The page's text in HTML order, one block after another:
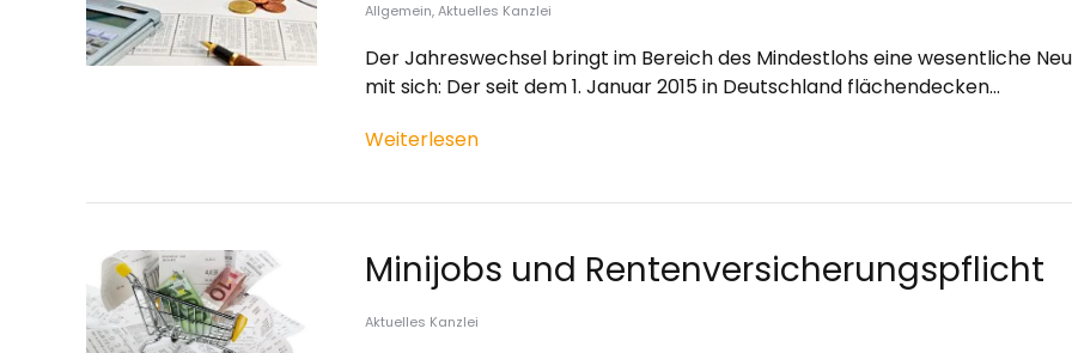
Allgemein,Aktuelles Kanzlei
Der Jahreswechsel bringt im Bereich des Mindestlohs eine wesentliche
mit sich: Der seit dem 1. Januar 2015 in Deutschland flächendecken…
Weiterlesen
Minijobs und Rentenversicherungspflicht
Aktuelles Kanzlei